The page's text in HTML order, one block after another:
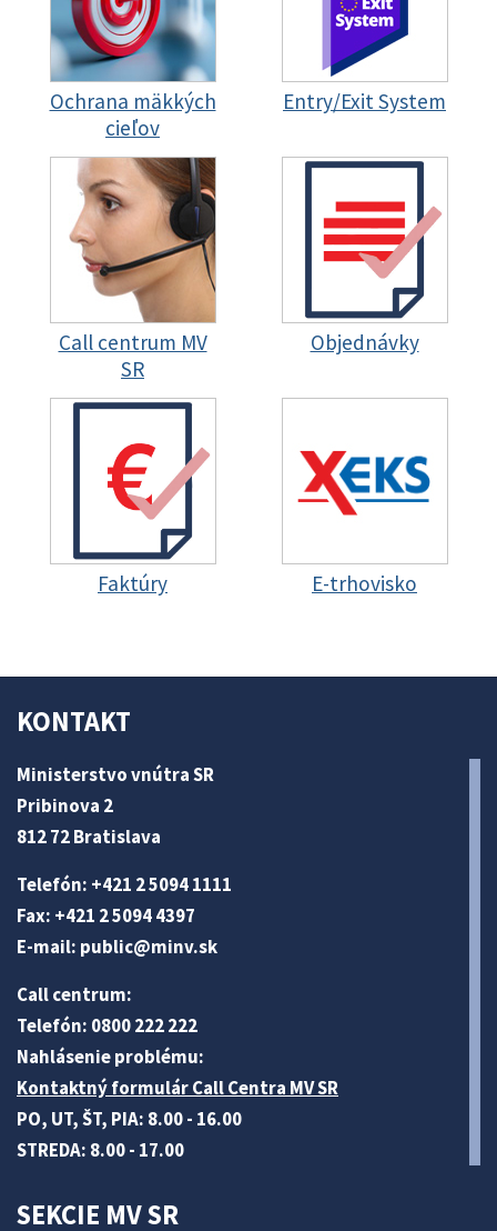
Ochrana mäkkých
cieľov
Entry/Exit System
Call centrum MV
SR
Objednávky
Faktúry E-trhovisko
KONTAKT
Ministerstvo vnútra SR
Pribinova 2
812 72 Bratislava
Telefón: +421 2 5094 1111
Fax: +421 2 5094 4397
E-mail: public@minv.sk
Call centrum:
Telefón: 0800 222 222
Nahlásenie problému:
Kontaktný formulár Call Centra MV SR
PO, UT, ŠT, PIA: 8.00 - 16.00
STREDA: 8.00 - 17.00
SEKCIE MV SR